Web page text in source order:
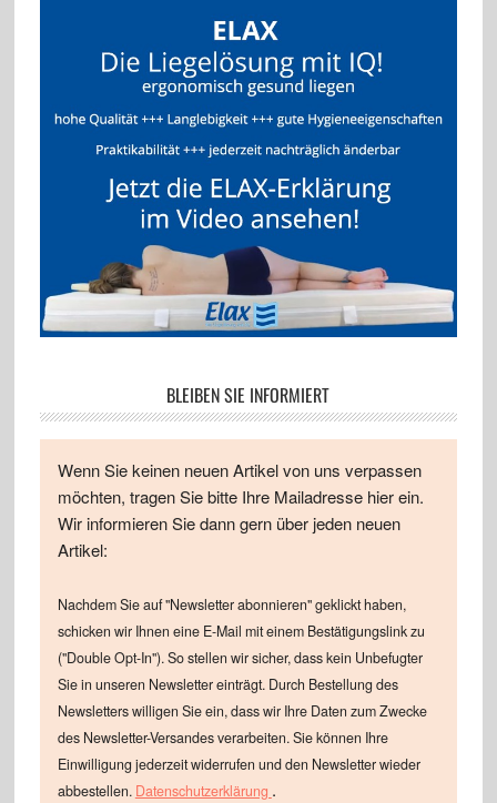
BLEIBEN SIE INFORMIERT
Wenn Sie keinen neuen Artikel von uns verpassen
möchten, tragen Sie bitte Ihre Mailadresse hier ein.
Wir informieren Sie dann gern über jeden neuen
Artikel:
Nachdem Sie auf "Newsletter abonnieren" geklickt haben,
schicken wir Ihnen eine E-Mail mit einem Bestätigungslink zu
("Double Opt-In"). So stellen wir sicher, dass kein Unbefugter
Sie in unseren Newsletter einträgt. Durch Bestellung des
Newsletters willigen Sie ein, dass wir Ihre Daten zum Zwecke
des Newsletter-Versandes verarbeiten. Sie können Ihre
Einwilligung jederzeit widerrufen und den Newsletter wieder
abbestellen. Datenschutzerklärung .